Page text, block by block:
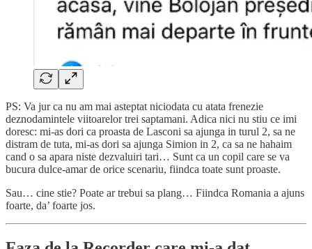
PS: Va jur ca nu am mai asteptat niciodata cu atata frenezie
deznodamintele viitoarelor trei saptamani. Adica nici nu stiu ce imi
doresc: mi-as dori ca proasta de Lasconi sa ajunga in turul 2, sa ne
distram de tuta, mi-as dori sa ajunga Simion in 2, ca sa ne hahaim
cand o sa apara niste dezvaluiri tari… Sunt ca un copil care se va
bucura dulce-amar de orice scenariu, fiindca toate sunt proaste.
Sau… cine stie? Poate ar trebui sa plang… Fiindca Romania a ajuns
foarte, da’ foarte jos.